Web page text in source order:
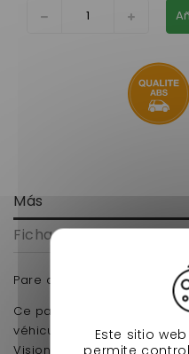
Más
Ficha técnica
Pare choc avant aixam
Ce pare choc avant monte
véhicules sans permis de
Vision GTI). De qualité
Este sitio
permite